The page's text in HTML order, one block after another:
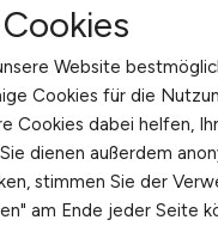
Cookies
Website
Cookies für die
Cookies dabei helfen,
dienen außerdem
stimmen Sie der
am Ende jeder Seite